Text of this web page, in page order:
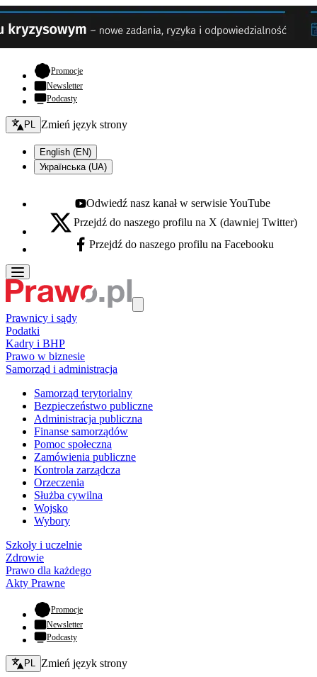
Promocje- otwiera się w nowej karcie
Newsletter
Podcasty
Zmień język - bieżący:
PL Zmień język strony
English (EN)
Українська (UA)
Youtube - otwiera się w nowej karcie
Odwiedź nasz kanał w serwisie YouTube
X - otwiera się w nowej karcie
Przejdź do naszego profilu na X (dawniej Twitter)
Facebook - otwiera się w nowej karcie
Przejdź do naszego profilu na Facebooku
Prawnicy i sądy
Podatki
Kadry i BHP
Prawo w biznesie
Samorząd i administracja
Samorząd terytorialny
Bezpieczeństwo publiczne
Administracja publiczna
Finanse samorządów
Pomoc społeczna
Zamówienia publiczne
Kontrola zarządcza
Orzeczenia
Służba cywilna
Wojsko
Wybory
Szkoły i uczelnie
Zdrowie
Prawo dla każdego
Akty Prawne
Promocje- otwiera się w nowej karcie
Newsletter
Podcasty
Zmień język - bieżący:
PL Zmień język strony